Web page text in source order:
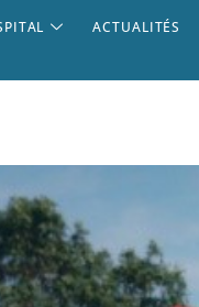
ACTUALITÉS